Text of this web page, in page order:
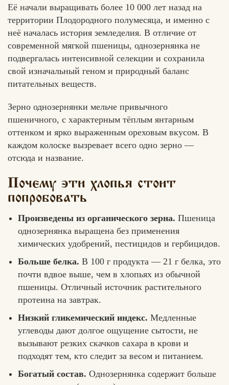
Её начали выращивать более 10 000 лет назад на
территории Плодородного полумесяца, и именно с
неё началась история земледелия. В отличие от
современной мягкой пшеницы, однозернянка не
подвергалась интенсивной селекции и сохранила
свой изначальный геном и природный баланс
питательных веществ.
Зерно однозернянки мельче привычного
пшеничного, с характерным тёплым янтарным
оттенком и ярко выраженным ореховым вкусом. В
каждом колоске вызревает всего одно зерно —
отсюда и название.
Почему эти хлопья стоит
попробовать
Произведены из органического зерна. Пшеница
однозернянка выращена без применения
химических удобрений, пестицидов и гербицидов.
Больше белка. В 100 г продукта — 21 г белка, это
почти вдвое выше, чем в хлопьях из обычной
пшеницы. Отличный источник растительного
протеина на завтрак.
Низкий гликемический индекс. Медленные
углеводы дают долгое ощущение сытости, не
вызывают резких скачков сахара в крови и
подходят тем, кто следит за весом и питанием.
Богатый состав. Однозернянка содержит больше